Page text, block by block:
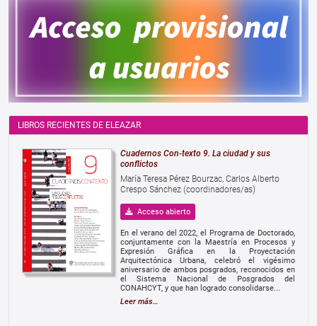
LIBROS RECIENTES DE ELEAZAR
Cuadernos Con-texto 9. La ciudad y sus
conflictos
María Teresa Pérez Bourzac, Carlos Alberto
Crespo Sánchez (coordinadores/as)
Acceso abierto
En el verano del 2022, el Programa de Doctorado,
conjuntamente con la Maestría en Procesos y
Expresión Gráfica en la Proyectación
Arquitectónica Urbana, celebró el vigésimo
aniversario de ambos posgrados, reconocidos en
el Sistema Nacional de Posgrados del
CONAHCYT, y que han logrado consolidarse...
Leer más…